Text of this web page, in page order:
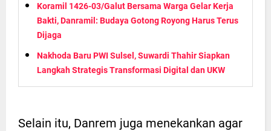
Koramil 1426-03/Galut Bersama Warga Gelar Kerja
Bakti, Danramil: Budaya Gotong Royong Harus Terus
Dijaga
Nakhoda Baru PWI Sulsel, Suwardi Thahir Siapkan
Langkah Strategis Transformasi Digital dan UKW
Selain itu, Danrem juga menekankan agar